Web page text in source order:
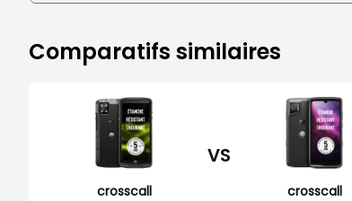
Comparatifs similaires
crosscall
VS
crosscall